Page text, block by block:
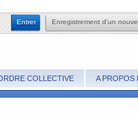
​Enregistrement d'un
​Entrer
COLLECTIVE A PROPOS